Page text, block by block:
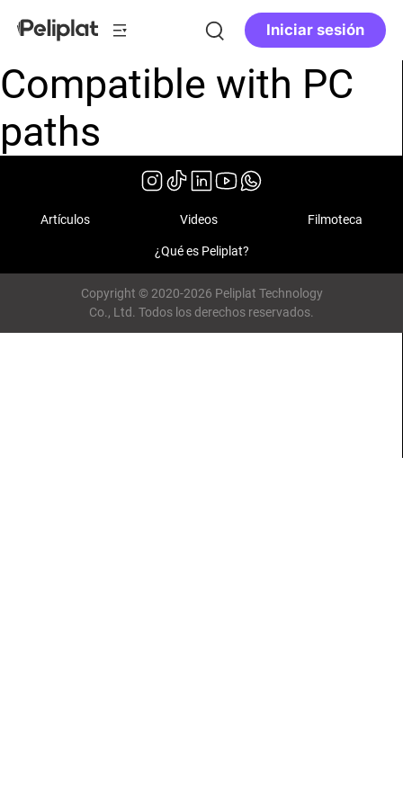
Iniciar sesión
Compatible with PC
paths
Artículos Videos Filmoteca
¿Qué es Peliplat?
Copyright © 2020-2026 Peliplat Technology
Co., Ltd. Todos los derechos reservados.